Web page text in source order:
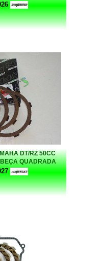
DT/RZ 50CC
QUADRADA